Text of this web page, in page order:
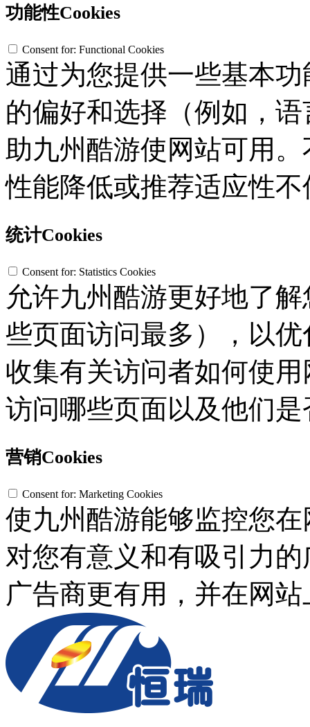
功能性Cookies
Consent for: Functional Cookies
通过为您提供一些基本
的偏好和选择（例如，
助九州酷游使网站可用
性能降低或推荐适应性不
统计Cookies
Consent for: Statistics Cookies
允许九州酷游更好地了解
些页面访问最多），以
收集有关访问者如何使用
访问哪些页面以及他们
营销Cookies
Consent for: Marketing Cookies
使九州酷游能够监控您
对您有意义和有吸引力的
广告商更有用，并在